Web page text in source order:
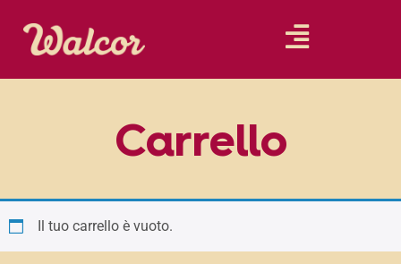
Carrello
Il tuo carrello è vuoto.